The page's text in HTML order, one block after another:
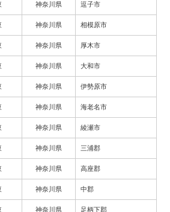
神奈川県 逗子市
神奈川県 相模原市
神奈川県 厚木市
神奈川県 大和市
神奈川県 伊勢原市
神奈川県 海老名市
神奈川県 綾瀬市
神奈川県 三浦郡
神奈川県 高座郡
神奈川県 中郡
神奈川県 足柄下郡